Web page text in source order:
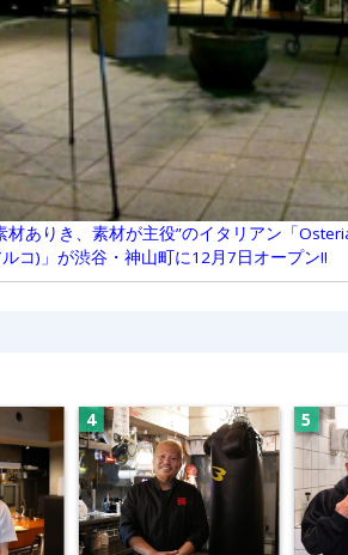
材ありき、素材が主役”のイタリアン「
コ)」が渋谷・神山町に12月7日オープン!!